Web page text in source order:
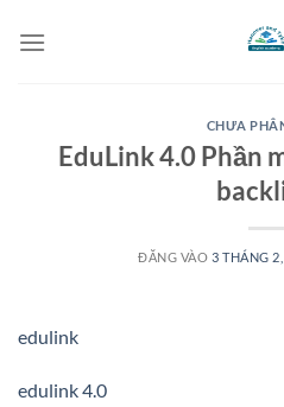
qua
CHƯA
EduLink 4.0 Phần
ĐĂNG VÀO 3 THÁNG
edulink
edulink 4.0